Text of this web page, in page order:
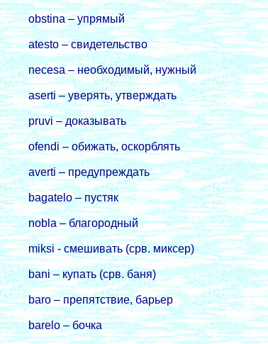
obstina – упрямый
atesto – свидетельство
necesa – необходимый, нужный
aserti – уверять, утверждать
pruvi – доказывать
ofendi – обижать, оскорблять
averti – предупреждать
bagatelo – пустяк
nobla – благородный
miksi - смешивать (срв. миксер)
bani – купать (срв. баня)
baro – препятствие, барьер
barelo – бочка